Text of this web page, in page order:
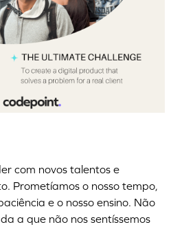
com novos talentos e
Prometíamos o nosso tempo,
e o nosso ensino. Não
a que não nos sentíssemos